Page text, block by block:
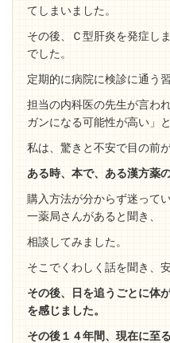
てしまいました。
その後、Ｃ型肝炎を発症し
でした。
定期的に病院に検診に通う
担当の内科医の先生が言わ
ガンになる可能性が高い」
私は、驚きと不安で目の前
ある時、本で、ある漢方薬
購入方法が分からず迷って
一薬局さんがあると聞き、
相談してみました。
そこでくわしく話を聞き、
その後、日を追うごとに体
を感じました。
その後１４年間、現在に至